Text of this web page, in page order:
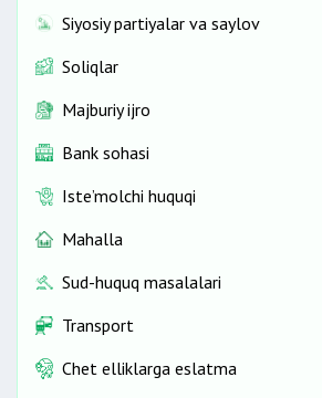
Siyosiy partiyalar va saylov
Soliqlar
Majburiy ijro
Bank sohasi
Iste’molchi huquqi
Mahalla
Sud-huquq masalalari
Transport
Chet elliklarga eslatma